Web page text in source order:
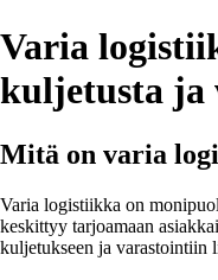
Varia
kuljetusta ja
Mitä on varia
Varia logistiikka on
keskittyy tarjoamaan
kuljetukseen ja varastointiin